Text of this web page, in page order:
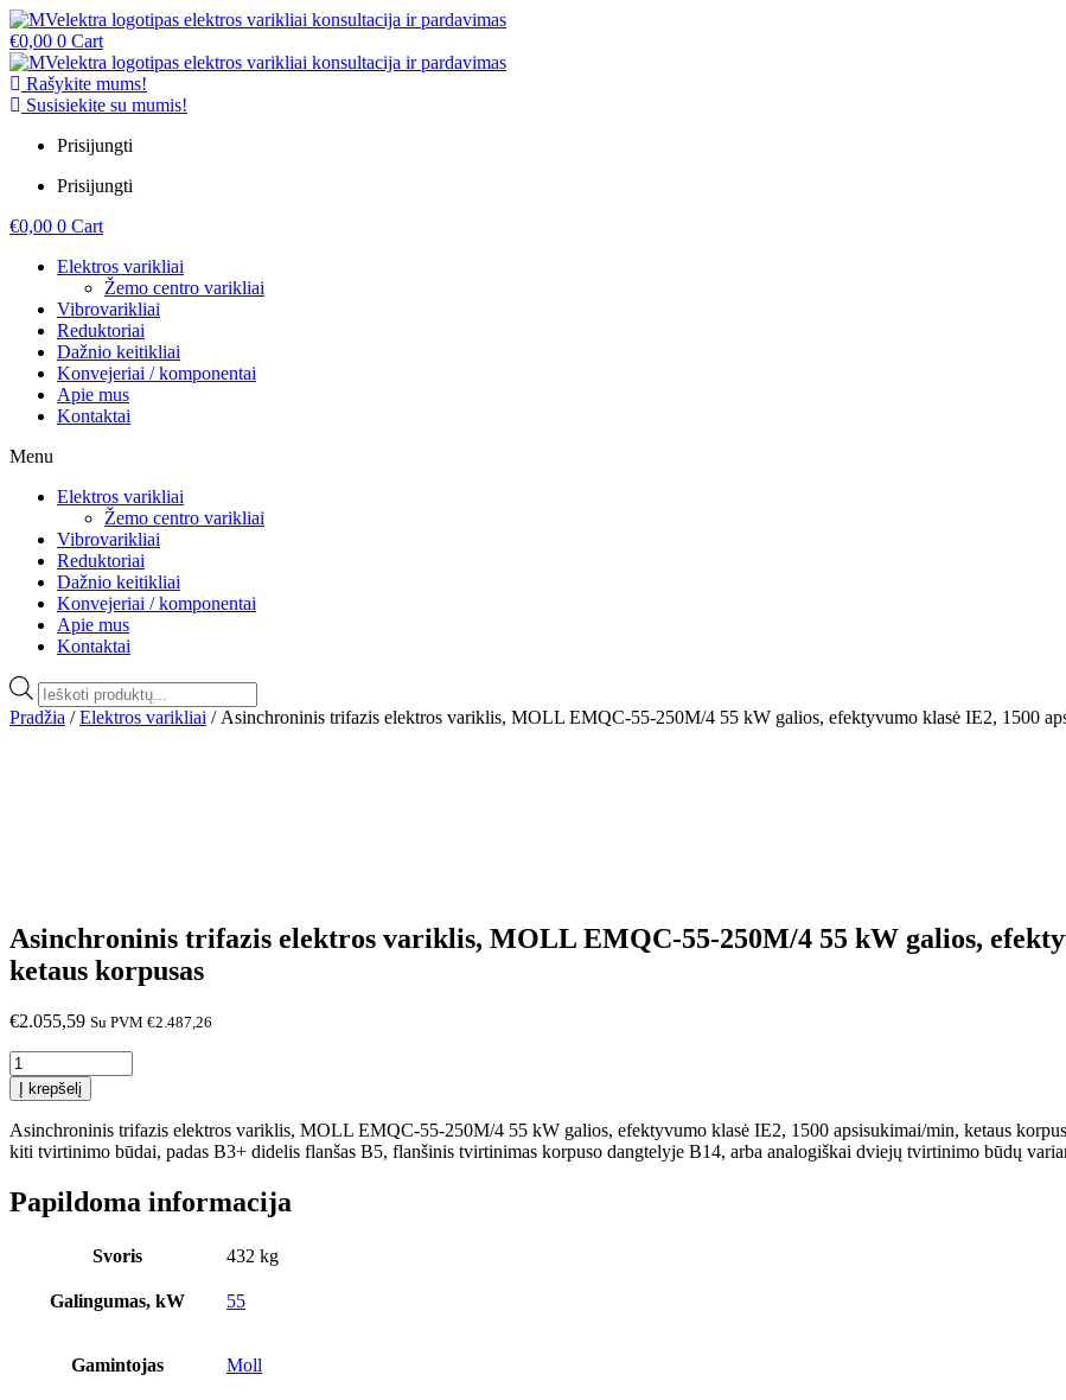
€0,00 0 Cart
Rašykite mums!
Susisiekite su mumis!
Prisijungti
Prisijungti
€0,00 0 Cart
Elektros varikliai
Žemo centro varikliai
Vibrovarikliai
Reduktoriai
Dažnio keitikliai
Konvejeriai / komponentai
Apie mus
Kontaktai
Menu
Elektros varikliai
Žemo centro varikliai
Vibrovarikliai
Reduktoriai
Dažnio keitikliai
Konvejeriai / komponentai
Apie mus
Kontaktai
Products
search
Pradžia /Elektros varikliai / Asinchroninis trifazis elektros variklis, MOLL EMQC-55-250M/4 55 kW galios, efektyvumo klasė IE2, 1500
Asinchroninis trifazis elektros variklis, MOLL EMQC-55-250M/4 55 kW galios,
ketaus korpusas
€2.055,59 Su PVM €2.487,26
produkto
kiekis:
Asinchroninis
trifazis
elektros
MOLL
EMQC-
Į krepšelį
Asinchroninis trifazis elektros variklis, MOLL EMQC-55-250M/4 55 kW galios, efektyvumo klasė IE2, 1500 apsisukimai/min, ketaus
kiti tvirtinimo būdai, padas B3+ didelis flanšas B5, flanšinis tvirtinimas korpuso dangtelyje B14, arba analogiškai dviejų tvirtinimo būdų
Papildoma informacija
Svoris 432 kg
Galingumas, kW 55
Gamintojas Moll